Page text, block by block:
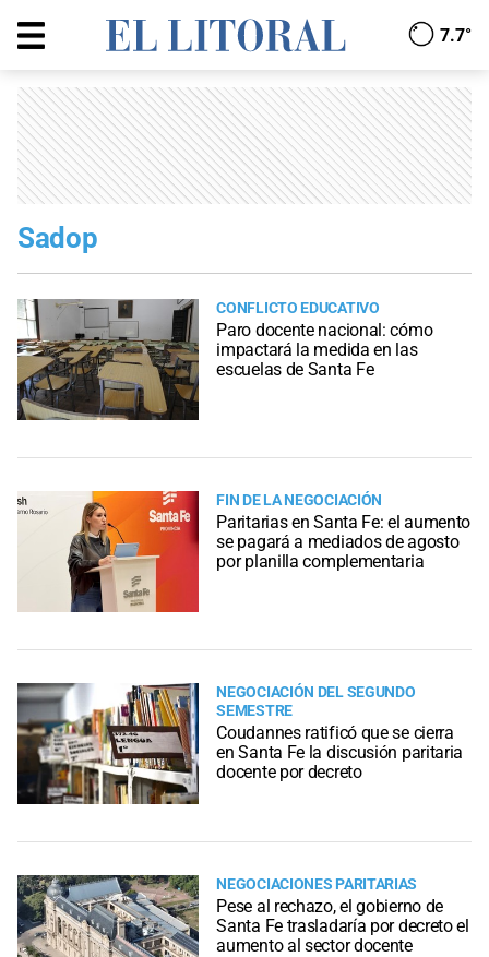
7.7°
Sadop
CONFLICTO EDUCATIVO
Paro docente nacional: cómo
impactará la medida en las
escuelas de Santa Fe
FIN DE LA NEGOCIACIÓN
Paritarias en Santa Fe: el aumento
se pagará a mediados de agosto
por planilla complementaria
NEGOCIACIÓN DEL SEGUNDO
SEMESTRE
Coudannes ratificó que se cierra
en Santa Fe la discusión paritaria
docente por decreto
NEGOCIACIONES PARITARIAS
Pese al rechazo, el gobierno de
Santa Fe trasladaría por decreto el
aumento al sector docente